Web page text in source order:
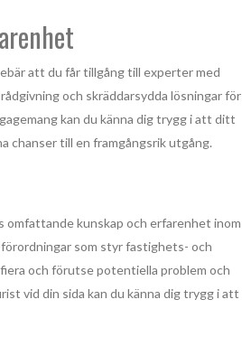
att du får tillgång till experter med
och skräddarsydda lösningar för
kan du känna dig trygg i att ditt
chanser till en framgångsrik utgång.
omfattande kunskap och erfarenhet inom
som styr fastighets- och
och förutse potentiella problem och
vid din sida kan du känna dig trygg i att